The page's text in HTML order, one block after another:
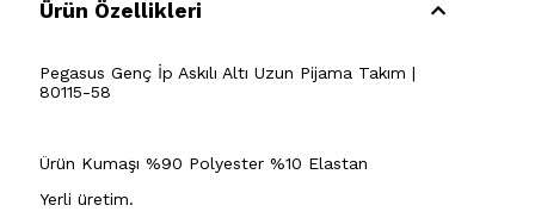
Ürün Özellikleri
Pegasus Genç İp Askılı Altı Uzun Pijama Takım |
80115-58
Ürün Kumaşı %90 Polyester %10 Elastan
Yerli üretim.